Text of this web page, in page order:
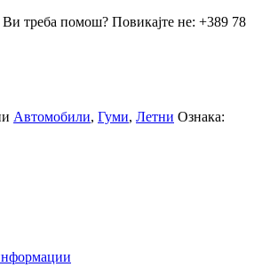
треба помош? Повикајте не: +389 78
Автомобили, Гуми, Летни Ознака: